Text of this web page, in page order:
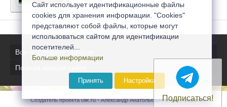
Все последние новости
Полная версия сайта
Создатель проекта 0lik.ru - Александр Анатольевич © 2007-2026
Подписаться!
Сайт использует идентификационные файлы
cookies для хранения информации. "Cookies"
представляют собой файлы, которые могут
использоваться сайтом для идентификации
посетителей...
Больше информации
Принять Настройка